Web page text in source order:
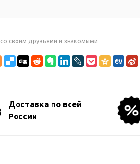
своим друзьями и знакомыми
Доставка по всей
России